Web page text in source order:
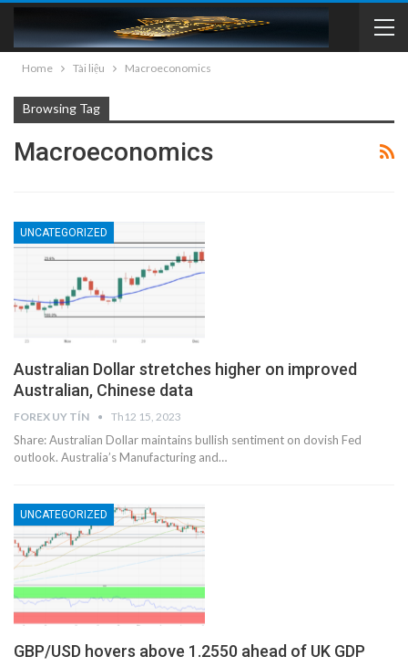
Home Tài liệu Macroeconomics
Browsing Tag
Macroeconomics
UNCATEGORIZED
Australian Dollar stretches higher on improved
Australian, Chinese data
FOREX UY TÍN Th12 15, 2023
Share: Australian Dollar maintains bullish sentiment on dovish Fed
outlook. Australia’s Manufacturing and…
UNCATEGORIZED
GBP/USD hovers above 1.2550 ahead of UK GDP